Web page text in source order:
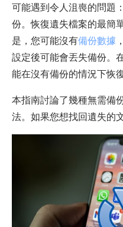
可能遇到令人沮喪的問題
份。恢復遺失檔案的最簡
是，您可能沒有備份數據
設定後可能會丟失備份。
能在沒有備份的情況下恢
本指南討論了幾種無需備
法。如果您想找回遺失的